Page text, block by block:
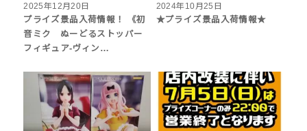
2025年12月20日
プライズ景品入荷情報！ 《初
音ミク ぬーどるストッパー
フィギュア-ヴィン…
2024年10月25日
★プライズ景品入荷情報★